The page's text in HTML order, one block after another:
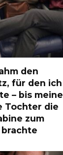
den
für den ich
– bis meine
Tochter die
zum